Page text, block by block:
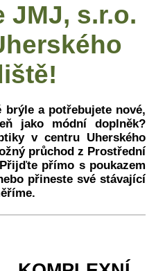
JMJ, s.r.o.
brýle a potřebujete nové,
jako módní doplněk?
v centru Uherského
průchod z Prostřední
přímo s poukazem
přineste své stávající